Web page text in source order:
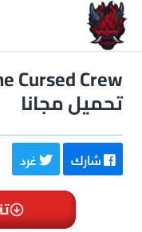
Cursed Crew
تحميل مجانا
شارك غرد